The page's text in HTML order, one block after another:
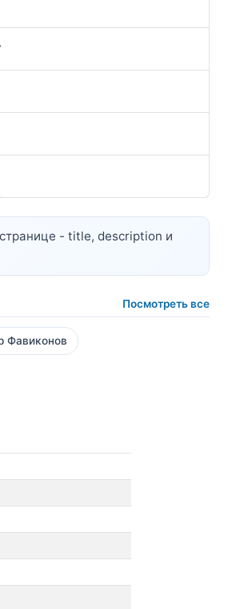
- title, description и
Посмотреть все
Фавиконов